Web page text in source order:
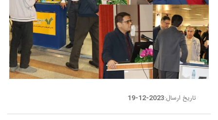
تاریخ ارسال:2023-12-19